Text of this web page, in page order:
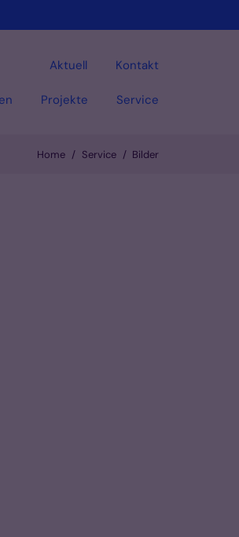
Projekte Service
Aktuell Kontakt
Home Service Bilder